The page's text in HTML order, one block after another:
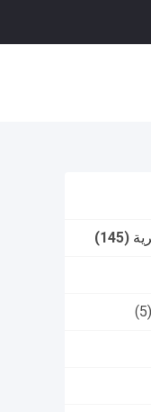
(145)
(5)